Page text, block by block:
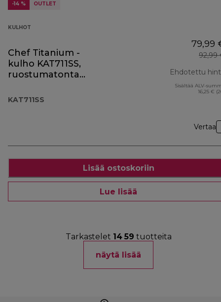
-14 % OUTLET
KULHOT
Chef Titanium -
kulho KAT711SS,
ruostumatonta
KAT711SS
79,99
92,99
Ehdotettu
Sisältää ALV-
16,25 €
Vertaa
Lisää ostoskoriin
Lue lisää
Tarkastelet 14 59 tuotteita
näytä lisää